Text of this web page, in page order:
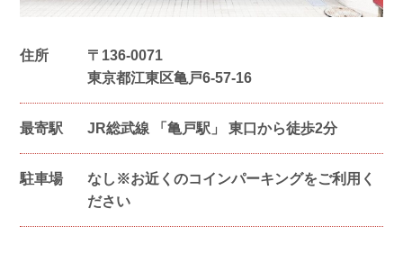
住所 〒 136-0071
東京都江東区亀戸6-57-16
最寄駅 JR総武線 「亀戸駅」 東口から徒歩2分
駐車場
なし※お近くのコインパーキングをご利用く
ださい